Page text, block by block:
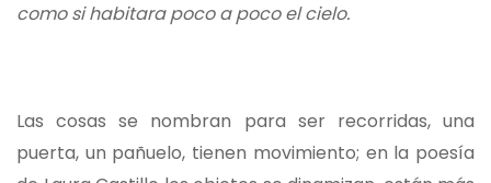
como si habitara poco a poco el cielo.
Las cosas se nombran para ser recorridas, una
puerta, un pañuelo, tienen movimiento; en la poesía